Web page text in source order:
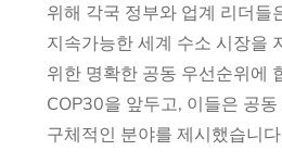
위해 각국 정부와 업계 리더들
지속가능한 세계 수소 시장을
위한 명확한 공동 우선순위에
COP30을 앞두고, 이들은 공
구체적인 분야를 제시했습니